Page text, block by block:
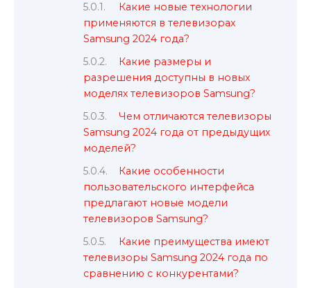
Какие новые технологии
применяются в телевизорах
Samsung 2024 года?
Какие размеры и
разрешения доступны в новых
моделях телевизоров Samsung?
Чем отличаются телевизоры
Samsung 2024 года от предыдущих
моделей?
Какие особенности
пользовательского интерфейса
предлагают новые модели
телевизоров Samsung?
Какие преимущества имеют
телевизоры Samsung 2024 года по
сравнению с конкурентами?